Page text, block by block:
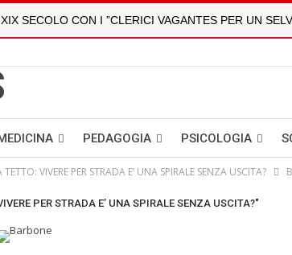
SECOLO CON I ”CLERICI VAGANTES PER UN
È LA NUOVA FRONTIERA DELLA
ROBERTA FAMELI
SECOLO CON I ”CLERICI VAGANTES PER UN
PEDAGOGIA PSICOLOGIA
VIVERE PER STRADA E’ UNA SPIRALE SENZA USCITA?
PER STRADA E’ UNA SPIRALE SENZA USCITA?"